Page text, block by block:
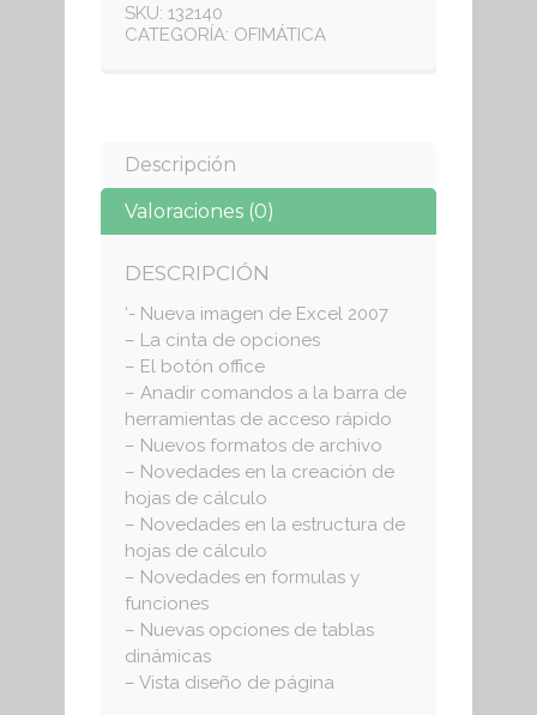
SKU: 132140
CATEGORÍA: OFIMÁTICA
Descripción
Valoraciones (0)
DESCRIPCIÓN
‘- Nueva imagen de Excel 2007
– La cinta de opciones
– El botón office
– Anadir comandos a la barra de
herramientas de acceso rápido
– Nuevos formatos de archivo
– Novedades en la creación de
hojas de cálculo
– Novedades en la estructura de
hojas de cálculo
– Novedades en formulas y
funciones
– Nuevas opciones de tablas
dinámicas
– Vista diseño de página